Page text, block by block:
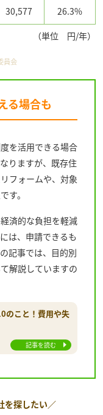
30,577
26.3%
（単位 円/年）
員会
る場合も
を活用できる場合
りますが、既存住
フォームや、対象
す。
済的な負担を軽減
は、申請できるも
記事では、目的別
解説していますの
のこと！費用や失
記事を読む
を探したい／